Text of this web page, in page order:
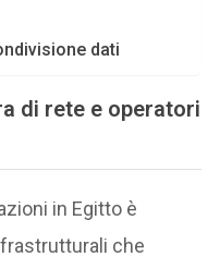
dati
di rete e operatori
in Egitto è
che